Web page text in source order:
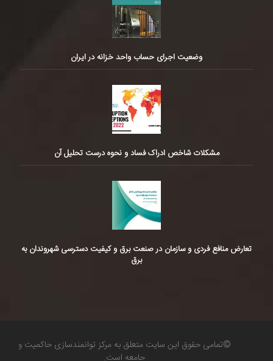
وضعیت اجرای حساب واحد خزانه در ایران
مشکلات شاخص ادراک فساد و نحوه درست تحلیل آن
تعارض منافع فردی و سازمان در صنعت برق و کیفیت دسترسی شهروندان به
برق
©تمامی حقوق این سایت متعلق به مرکز توانمندسازی حاکمیت و